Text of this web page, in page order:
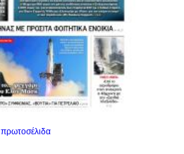
πρωτοσέλιδα